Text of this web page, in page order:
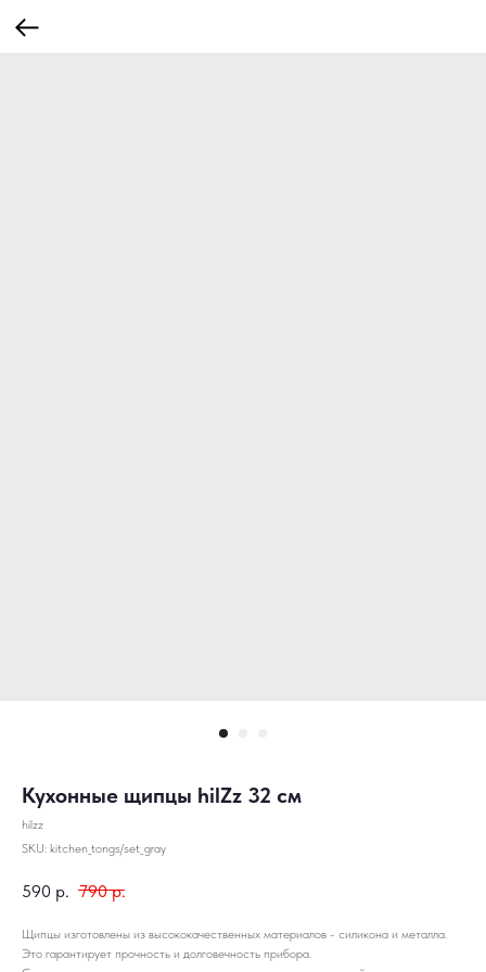
Кухонные щипцы hilZz 32 см
hilzz
SKU: kitchen_tongs/set_gray
590 р. 790 р.
Щипцы изготовлены из высококачественных материалов - силикона и металла.
Это гарантирует прочность и долговечность прибора.